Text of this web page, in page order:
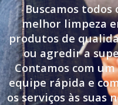
Buscamos todos
melhor limpeza
produtos de
ou agredir a
Contamos com
equipe rápida e
os serviços às suas